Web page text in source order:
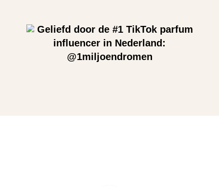
Geliefd door de #1 TikTok parfum
influencer in Nederland:
@1miljoendromen